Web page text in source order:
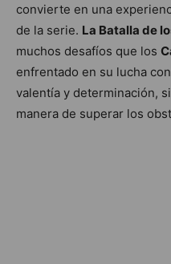
convierte en una
de la serie. La Batalla de
muchos desafíos que los
enfrentado en su lucha
valentía y determinación,
manera de superar los